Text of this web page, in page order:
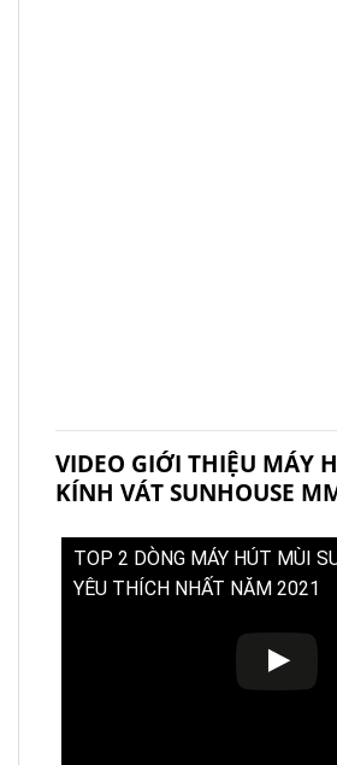
VIDEO GIỚI THIỆU MÁY
KÍNH VÁT SUNHOUSE
TOP 2 DÒNG MÁY HÚT MÙI
YÊU THÍCH NHẤT NĂM 2021